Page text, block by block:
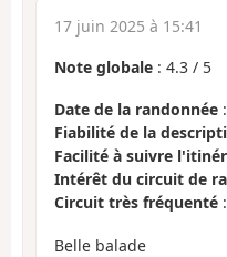
17 juin 2025 à 15:41
Note globale : 4.3 / 5
Date de la randonnée
Fiabilité de la
Facilité à suivre
Intérêt du circuit de
Circuit très fréquenté
Belle balade